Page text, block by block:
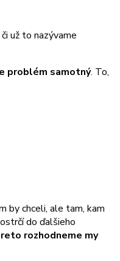
už to nazývame
problém samotný. To,
by chceli, ale tam, kam
do ďalšieho
rozhodneme my